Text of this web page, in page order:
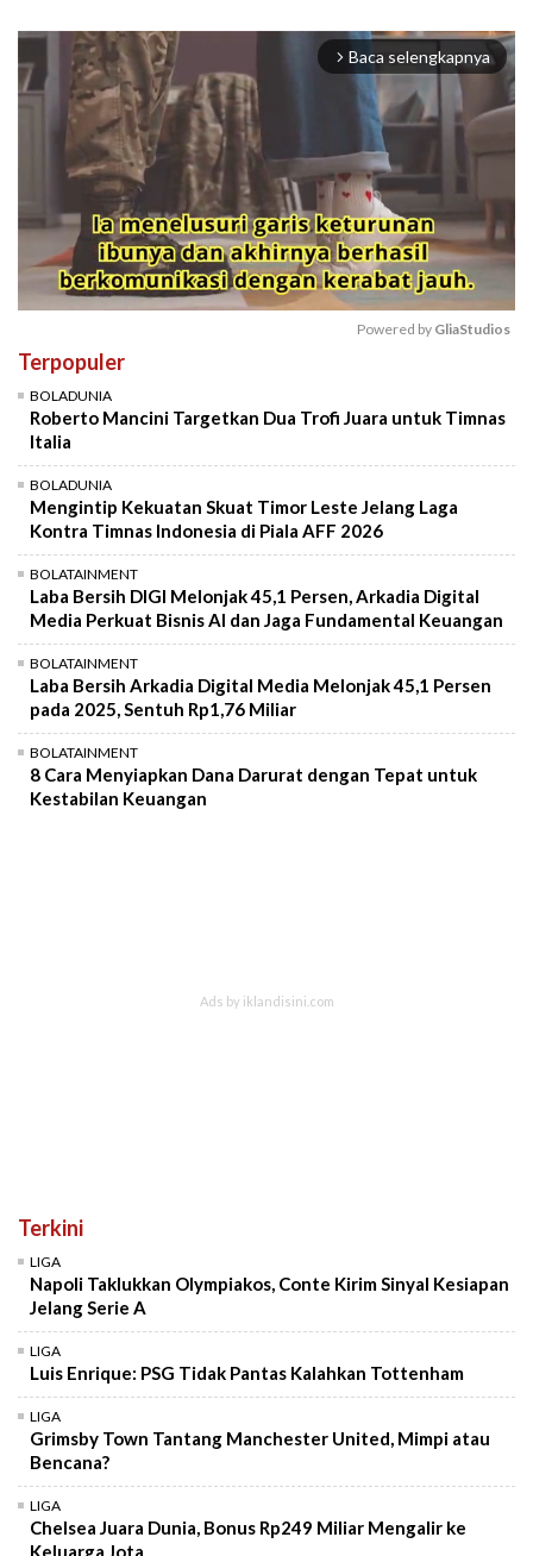
arrow_forward_ios Baca selengkapnya
Powered by GliaStudios
Terpopuler
BOLADUNIA
Roberto Mancini Targetkan Dua Trofi Juara untuk Timnas
Italia
BOLADUNIA
Mengintip Kekuatan Skuat Timor Leste Jelang Laga
Kontra Timnas Indonesia di Piala AFF 2026
BOLATAINMENT
Laba Bersih DIGI Melonjak 45,1 Persen, Arkadia Digital
Media Perkuat Bisnis AI dan Jaga Fundamental Keuangan
BOLATAINMENT
Laba Bersih Arkadia Digital Media Melonjak 45,1 Persen
pada 2025, Sentuh Rp1,76 Miliar
BOLATAINMENT
8 Cara Menyiapkan Dana Darurat dengan Tepat untuk
Kestabilan Keuangan
Terkini
LIGA
Napoli Taklukkan Olympiakos, Conte Kirim Sinyal Kesiapan
Jelang Serie A
LIGA
Luis Enrique: PSG Tidak Pantas Kalahkan Tottenham
LIGA
Grimsby Town Tantang Manchester United, Mimpi atau
Bencana?
LIGA
Chelsea Juara Dunia, Bonus Rp249 Miliar Mengalir ke
Keluarga Jota